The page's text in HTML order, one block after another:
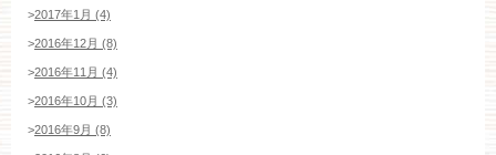
>2017年1月 (4)
>2016年12月 (8)
>2016年11月 (4)
>2016年10月 (3)
>2016年9月 (8)